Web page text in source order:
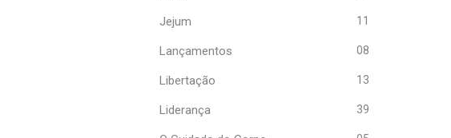
Jejum 11
Lançamentos 08
Libertação 13
Liderança 39